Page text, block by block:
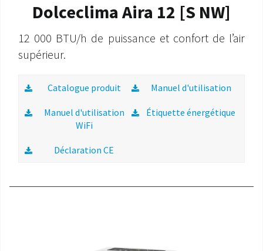
Dolceclima Aira 12 [S NW]
12 000 BTU/h de puissance et confort de l’air
supérieur.
Catalogue produit Manuel d'utilisation
Manuel d'utilisation
WiFi
Étiquette énergétique
Déclaration CE